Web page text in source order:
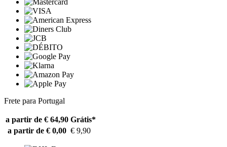
Frete para Portugal
a partir de € 64,90 Grátis*
a partir de € 0,00 € 9,90